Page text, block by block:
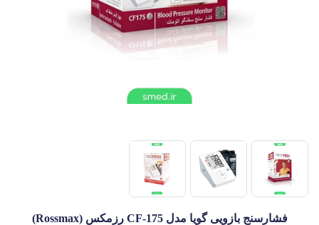
فشارسنج بازویی گویا مدل CF-175 رزمکس (Rossmax)